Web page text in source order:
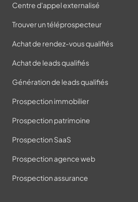
Centre d'appel externalisé
Trouver un téléprospecteur
Achat de rendez-vous qualifiés
Achat de leads qualifiés
Génération de leads qualifiés
Prospection immobilier
Prospection patrimoine
Prospection SaaS
Prospection agence web
Prospection assurance